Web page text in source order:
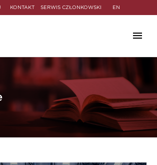
KONTAKT SERWIS CZŁONKOWSKI EN